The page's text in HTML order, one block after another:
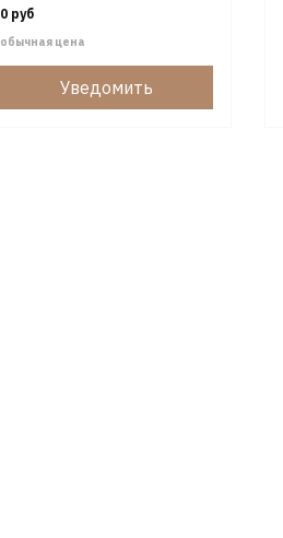
0 руб
обычная цена
Уведомить